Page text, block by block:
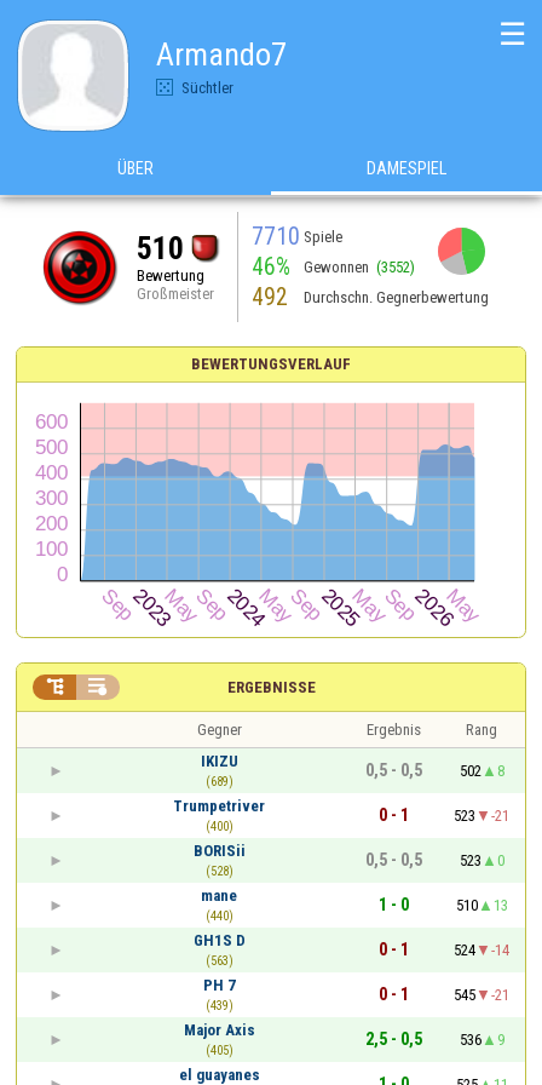
Armando7
Süchtler
☰
ÜBER DAMESPIEL
510
Bewertung
Großmeister
7710 Spiele
46% Gewonnen (3552)
492 Durchschn. Gegnerbewertung
BEWERTUNGSVERLAUF
ERGEBNISSE
 
Gegner Ergebnis
Rang
IKIZU
(689)
0,5 - 0,5 502
8
Trumpetriver
(400)
0 - 1 523
-21
BORISii
(528)
0,5 - 0,5 523
0
mane
(440)
1 - 0 510
13
GH1S D
(563)
0 - 1 524
-14
PH 7
(439)
0 - 1 545
-21
Major Axis
(405)
2,5 - 0,5 536
9
el guayanes